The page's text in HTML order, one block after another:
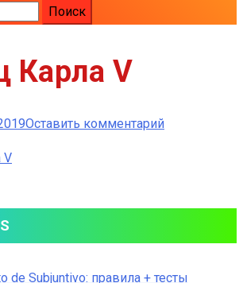
Карла V
Оставить комментарийк